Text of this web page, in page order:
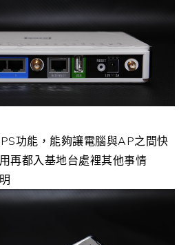
功能，能夠讓電腦與AP之間快
再都入基地台處裡其他事情